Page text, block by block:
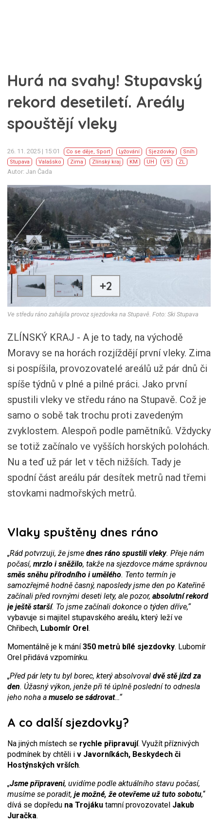
Hurá na svahy! Stupavský
rekord desetiletí. Areály
spouštějí vleky
26. 11. 2025 | 15:01 Co se děje, Sport Lyžování Sjezdovky
Sníh
Stupava
Valašsko Zima Zlínský kraj KM UH VS ZL
Autor: Jan Čada
+2
Ve středu ráno zahájila provoz sjezdovka na Stupavě. Foto: Ski Stupava
ZLÍNSKÝ KRAJ - A je to tady, na východě
Moravy se na horách rozjíždějí první vleky. Zima
si pospíšila, provozovatelé areálů už pár dnů či
spíše týdnů v plné a pilné práci. Jako první
spustili vleky ve středu ráno na Stupavě. Což je
samo o sobě tak trochu proti zavedeným
zvyklostem. Alespoň podle pamětníků. Vždycky
se totiž začínalo ve vyšších horských polohách.
Nu a teď už pár let v těch nižších. Tady je
spodní část areálu pár desítek metrů nad třemi
stovkami nadmořských metrů.
Vlaky spuštěny dnes ráno
„Rád potvrzuji, že jsme dnes ráno spustili vleky. Přeje nám
počasí, mrzlo i sněžilo, takže na sjezdovce máme správnou
směs sněhu přírodního i umělého. Tento termín je
samozřejmě hodně časný, naposledy jsme den po Kateřině
začínali před rovnými deseti lety, ale pozor, absolutní rekord
je ještě starší. To jsme začínali dokonce o týden dříve,“
vybavuje si majitel stupavského areálu, který leží ve
Chřibech, Lubomír Orel.
Momentálně je k mání350 metrů bílé sjezdovky. Lubomír
Orel přidává vzpomínku.
„Před pár lety tu byl borec, který absolvoval dvě stě jízd za
den. Úžasný výkon, jenže při té úplně poslední to odnesla
jeho noha a muselo se sádrovat…“
A co další sjezdovky?
Na jiných místech se rychle připravují. Využít příznivých
podmínek by chtěli i v Javorníkách, Beskydech či
Hostýnských vrších.
„Jsme připraveni, uvidíme podle aktuálního stavu počasí,
musíme se poradit, je možné, že otevřeme už tuto sobotu,“
dívá se dopředu na Trojáku tamní provozovatel Jakub
Juračka.